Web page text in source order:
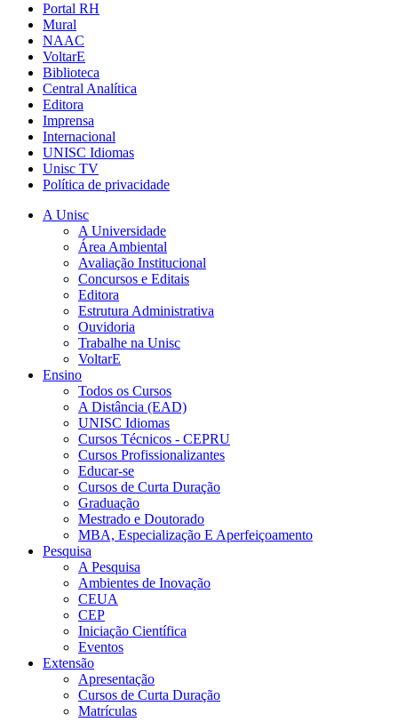
Portal RH
Mural
NAAC
VoltarE
Biblioteca
Central Analítica
Editora
Imprensa
Internacional
UNISC Idiomas
Unisc TV
Política de privacidade
A Unisc
A Universidade
Área Ambiental
Avaliação Institucional
Concursos e Editais
Editora
Estrutura Administrativa
Ouvidoria
Trabalhe na Unisc
VoltarE
Ensino
Todos os Cursos
A Distância (EAD)
UNISC Idiomas
Cursos Técnicos - CEPRU
Cursos Profissionalizantes
Educar-se
Cursos de Curta Duração
Graduação
Mestrado e Doutorado
MBA, Especialização E Aperfeiçoamento
Pesquisa
A Pesquisa
Ambientes de Inovação
CEUA
CEP
Iniciação Científica
Eventos
Extensão
Apresentação
Cursos de Curta Duração
Matrículas